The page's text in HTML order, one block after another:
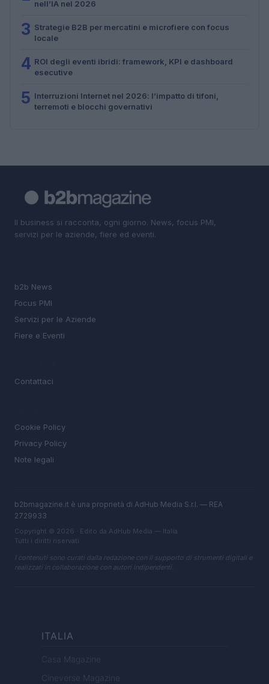
nell’IA nel 2026
3 Strategie B2B per mercatini e microfiere con focus
locale
4 ROI degli eventi ibridi: framework, KPI e dashboard
esecutive
5 Interruzioni Internet nel 2026: l’impatto di tifoni,
terremoti e blocchi governativi
Il business si racconta, ogni giorno. News, focus PMI,
servizi per le aziende, fiere ed eventi.
b2b News
Focus PMI
Servizi per le Aziende
Fiere e Eventi
Contattaci
Cookie Policy
Privacy Policy
Note legali
b2bmagazine.it è una proprietà di AdHub Media S.r.l. — REA
2729933
Copyright © 2026 · Edito da AdHub Media — Italia
Tutti i diritti riservati
I contenuti sono curati dalla redazione con il supporto di strumenti digitali e
realizzati in collaborazione con autori indipendenti.
ITALIA
Casa Magazine
Cineverse Magazine